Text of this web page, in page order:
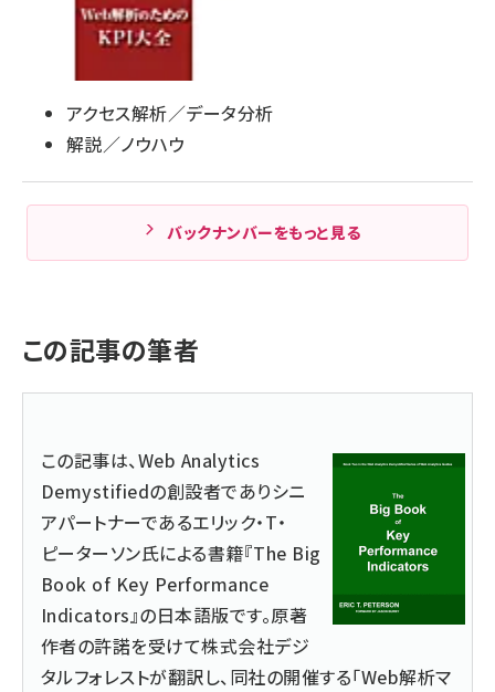
アクセス解析／データ分析
解説／ノウハウ
バックナンバーをもっと見る
この記事の筆者
この記事は、Web Analytics
Demystifiedの創設者でありシニ
アパートナーであるエリック・T・
ピーターソン氏による書籍『The Big
Book of Key Performance
Indicators』の日本語版です。原著
作者の許諾を受けて株式会社デジ
タルフォレストが翻訳し、同社の開催する「Web解析マ